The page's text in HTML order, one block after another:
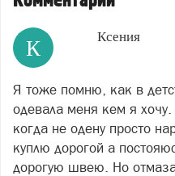
К Ксения
Я тоже помню, как в
одевала меня кем я
когда не одену просто
куплю дорогой а
дорогую швею. Но